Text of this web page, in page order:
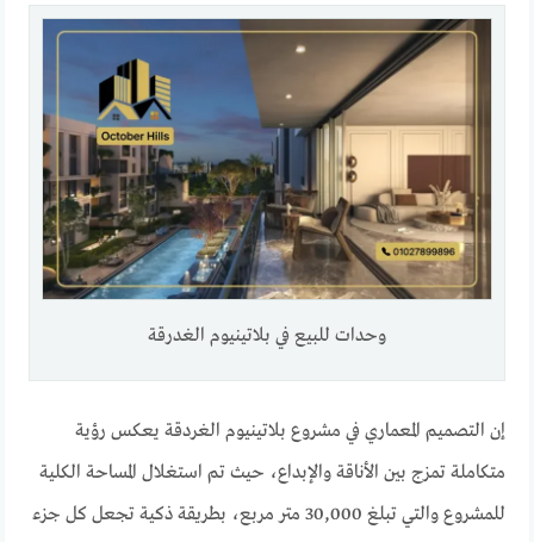
وحدات للبيع في بلاتينيوم الغدرقة
إن التصميم المعماري في مشروع بلاتينيوم الغردقة يعكس رؤية
متكاملة تمزج بين الأناقة والإبداع، حيث تم استغلال المساحة الكلية
للمشروع والتي تبلغ 30,000 متر مربع، بطريقة ذكية تجعل كل جزء